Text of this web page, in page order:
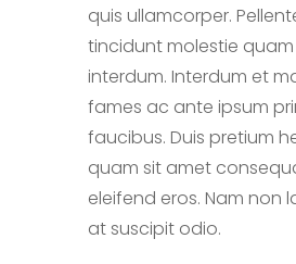
quis ullamcorper.
tincidunt molestie
interdum. Interdum et
fames ac ante ipsum
faucibus. Duis pretium
quam sit amet
eleifend eros. Nam non
at suscipit odio.